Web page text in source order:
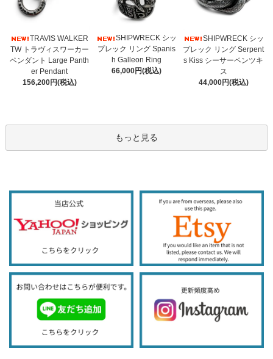
TRAVIS WALKER
TW トラヴィスワーカー
ペンダント Large Panth
er Pendant
156,200円(税込)
SHIPWRECK シッ
プレック リング Spanis
h Galleon Ring
66,000円(税込)
SHIPWRECK シッ
プレック リング Serpent
s Kiss シーサーペンツキ
ス
44,000円(税込)
もっと見る